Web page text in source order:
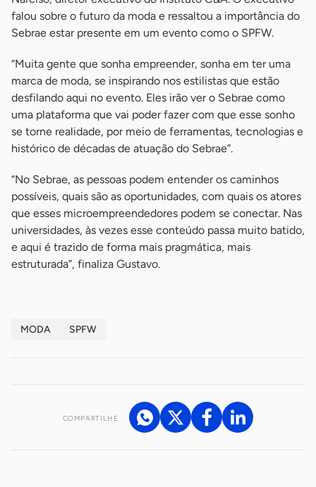
falou sobre o futuro da moda e ressaltou a importância do
Sebrae estar presente em um evento como o SPFW.
“Muita gente que sonha empreender, sonha em ter uma
marca de moda, se inspirando nos estilistas que estão
desfilando aqui no evento. Eles irão ver o Sebrae como
uma plataforma que vai poder fazer com que esse sonho
se torne realidade, por meio de ferramentas, tecnologias e
histórico de décadas de atuação do Sebrae”.
“No Sebrae, as pessoas podem entender os caminhos
possíveis, quais são as oportunidades, com quais os atores
que esses microempreendedores podem se conectar. Nas
universidades, às vezes esse conteúdo passa muito batido,
e aqui é trazido de forma mais pragmática, mais
estruturada”, finaliza Gustavo.
MODA SPFW
COMPARTILHE